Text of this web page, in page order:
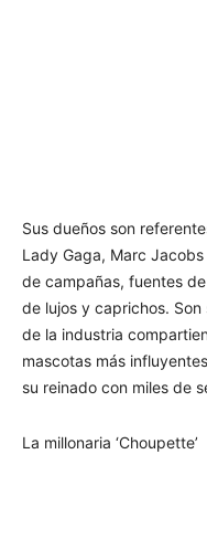
Sus dueños son
Lady Gaga, Marc
de campañas, fuentes
de lujos y caprichos.
de la industria
mascotas más
su reinado con miles de
La millonaria ‘Choupette’